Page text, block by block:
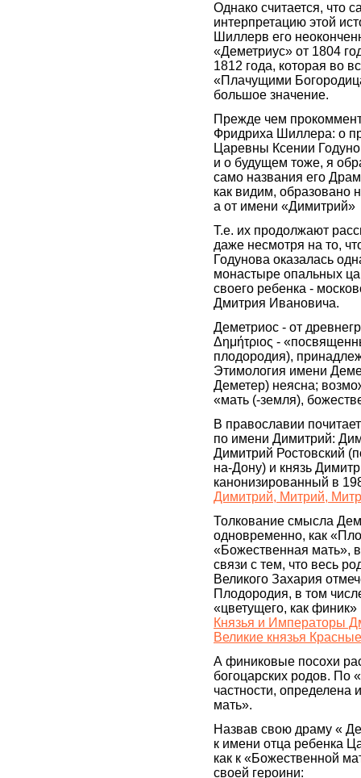
Однако считается, что
интерпретацию этой
Шиллерв его
«Деметриус» от 1804
1812 года, которая во
«Плачущими
большое значение.
Прежде чем
Фридриха Шиллера: о
Царевны Ксении
и о будущем тоже, я
само названия его
как видим, образовано
а от имени «Димитрий»
Т.е. их продолжают
даже несмотря на то,
Годунова оказалась
монастыре опальных
своего ребенка -
Дмитрия Ивановича.
Деметриос - от
Δημήτριος -
плодородия),
Этимология имени
Деметер) неясна;
«мать (-земля),
В православии
по имени Димитрий:
Димитрий Ростовский
на-Дону) и князь
канонизированный в
Димитрий, Митрий,
Толкование смысла
одновременно, как
«Божественная мать»,
связи с тем, что весь
Великого Захария
Плодородия, в том
«цветущего, как финик»
Князья и Императоры
Великие князья
А финиковые посохи
богоцарских родов. По
частности, определена
мать».
Назвав свою драму «
к имени отца ребенка
как к «Божественной
своей героини: